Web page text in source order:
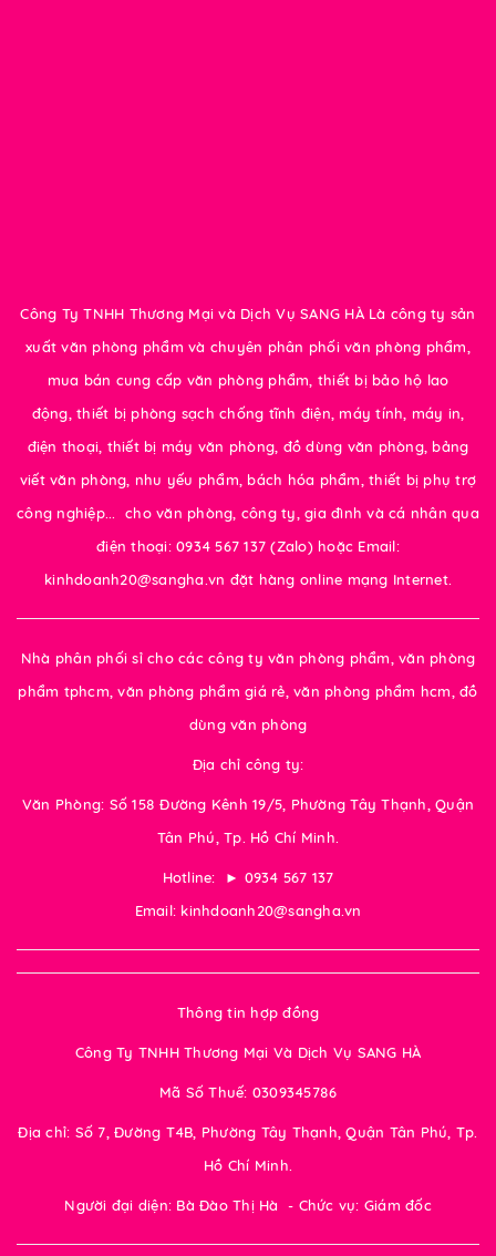
Công Ty TNHH Thương Mại và Dịch Vụ SANG HÀ Là công ty sản
xuất văn phòng phẩm và chuyên phân phối văn phòng phẩm,
mua bán cung cấp văn phòng phẩm, thiết bị bảo hộ lao
động, thiết bị phòng sạch chống tĩnh điện, máy tính, máy in,
điện thoại, thiết bị máy văn phòng, đồ dùng văn phòng, bảng
viết văn phòng, nhu yếu phẩm, bách hóa phẩm, thiết bị phụ trợ
công nghiệp... cho văn phòng, công ty, gia đình và cá nhân qua
điện thoại: 0934 567 137 (Zalo) hoặc Email:
kinhdoanh20@sangha.vn đặt hàng online mạng Internet.
Nhà phân phối sỉ cho các công ty văn phòng phẩm, văn phòng
phẩm tphcm, văn phòng phẩm giá rẻ, văn phòng phẩm hcm, đồ
dùng văn phòng
Địa chỉ công ty:
Văn Phòng: Số 158 Đường Kênh 19/5, Phường Tây Thạnh, Quận
Tân Phú, Tp. Hồ Chí Minh.
Hotline: ► 0934 567 137
Email: kinhdoanh20@sangha.vn
Thông tin hợp đồng
Công Ty TNHH Thương Mại Và Dịch Vụ SANG HÀ
Mã Số Thuế: 0309345786
Địa chỉ: Số 7, Đường T4B, Phường Tây Thạnh, Quận Tân Phú, Tp.
Hồ Chí Minh.
Người đại diện: Bà Đào Thị Hà - Chức vụ: Giám đốc